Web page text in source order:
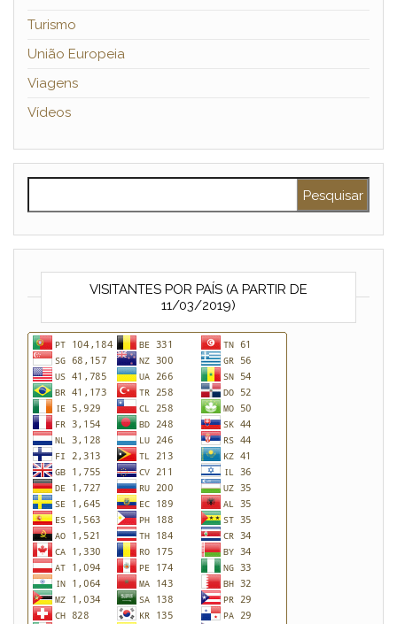
Turismo
União Europeia
Viagens
Vídeos
VISITANTES POR PAÍS (A PARTIR DE
11/03/2019)